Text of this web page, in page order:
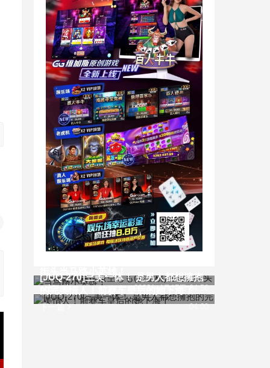
上一篇 2023年4月17日 04:56
下一篇
[JUQ-270]三美一体！ 是男人都想擁抱
04:00